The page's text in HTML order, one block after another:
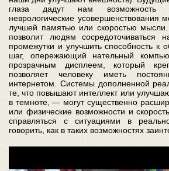
глаза дадут нам
неврологические усовершенствования
лучшей памятью или скоростью
позволит людям сосредоточиваться
промежутки и улучшить способность
шаг, опережающий нательный
прозрачным дисплеем, который
позволяет человеку иметь
интернетом. Системы дополненной
те, что повышают интеллект или
в темноте, — могут существенно
или физические возможности и
справляться с ситуациями в
говорить, как в таких возможностях